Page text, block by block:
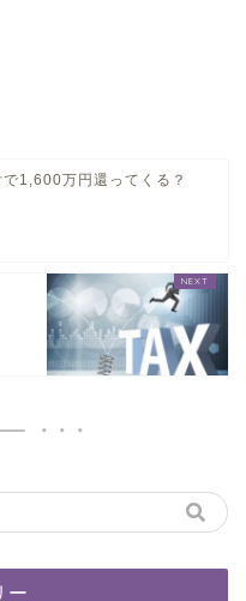
1,600万円還ってくる？
ー